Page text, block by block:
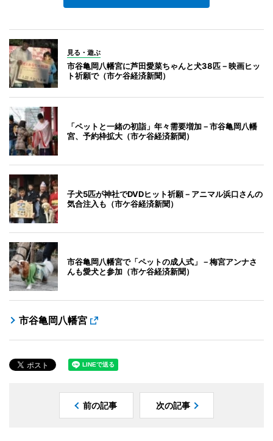
見る・遊ぶ
市谷亀岡八幡宮に芦田愛菜ちゃんと犬38匹－映画ヒッ
ト祈願で（市ケ谷経済新聞）
「ペットと一緒の初詣」年々需要増加－市谷亀岡八幡
宮、予約枠拡大（市ケ谷経済新聞）
子犬5匹が神社でDVDヒット祈願－アニマル浜口さんの
気合注入も（市ケ谷経済新聞）
市谷亀岡八幡宮で「ペットの成人式」－梅宮アンナさ
んも愛犬と参加（市ケ谷経済新聞）
市谷亀岡八幡宮
前の記事 次の記事